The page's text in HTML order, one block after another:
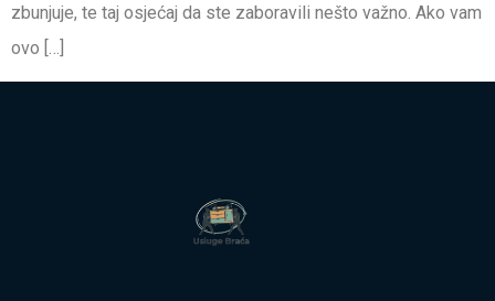
zbunjuje, te taj osjećaj da ste zaboravili nešto važno. Ako vam
ovo […]